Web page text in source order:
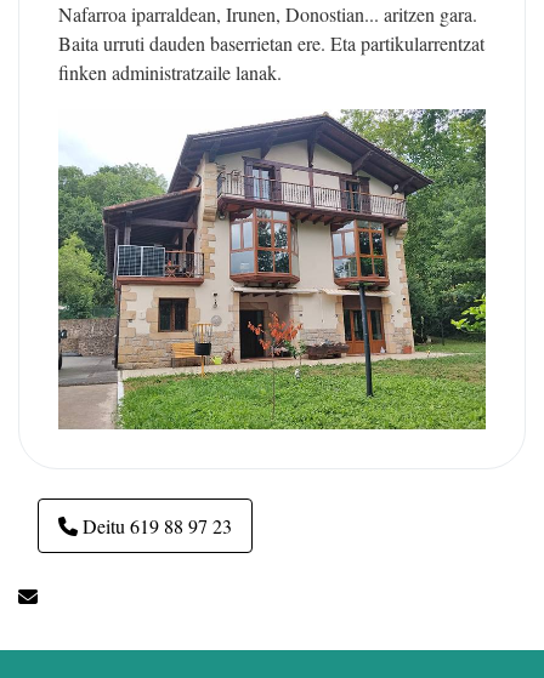
Nafarroa iparraldean, Irunen, Donostian... aritzen gara.
Baita urruti dauden baserrietan ere. Eta partikularrentzat
finken administratzaile lanak.
Deitu 619 88 97 23